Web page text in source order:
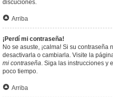
discuciones.
Arriba
¡Perdí mi contraseña!
No se asuste, ¡calma! Si su
desactivarla o cambiarla. Visite la
mi contraseña. Siga las instrucciones y
poco tiempo.
Arriba